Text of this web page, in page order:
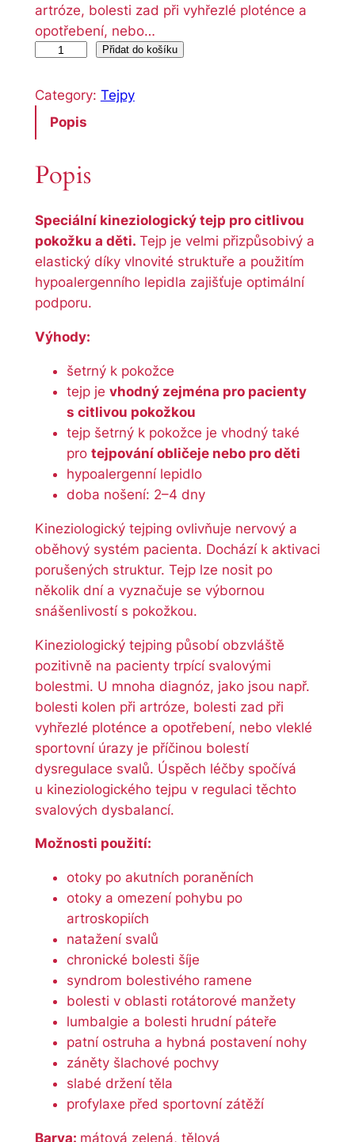
artróze, bolesti zad při vyhřezlé ploténce a
opotřebení, nebo…
j
n
i
t
i
v
e
n
Přidat do košíku
Category: Tejpy
Popis
Popis
Speciální kineziologický tejp pro citlivou
pokožku a děti. Tejp je velmi přizpůsobivý a
elastický díky vlnovité struktuře a použitím
hypoalergenního lepidla zajišťuje optimální
podporu.
Výhody:
šetrný k pokožce
tejp je vhodný zejména pro pacienty
s citlivou pokožkou
tejp šetrný k pokožce je vhodný také
pro tejpování obličeje nebo pro děti
hypoalergenní lepidlo
doba nošení: 2–4 dny
Kineziologický tejping ovlivňuje nervový a
oběhový systém pacienta. Dochází k aktivaci
porušených struktur. Tejp lze nosit po
několik dní a vyznačuje se výbornou
snášenlivostí s pokožkou.
Kineziologický tejping působí obzvláště
pozitivně na pacienty trpící svalovými
bolestmi. U mnoha diagnóz, jako jsou např.
bolesti kolen při artróze, bolesti zad při
vyhřezlé ploténce a opotřebení, nebo vleklé
sportovní úrazy je příčinou bolestí
dysregulace svalů. Úspěch léčby spočívá
u kineziologického tejpu v regulaci těchto
svalových dysbalancí.
Možnosti použití:
otoky po akutních poraněních
otoky a omezení pohybu po
artroskopiích
natažení svalů
chronické bolesti šíje
syndrom bolestivého ramene
bolesti v oblasti rotátorové manžety
lumbalgie a bolesti hrudní páteře
patní ostruha a hybná postavení nohy
záněty šlachové pochvy
slabé držení těla
profylaxe před sportovní zátěží
Barva: mátová zelená, tělová